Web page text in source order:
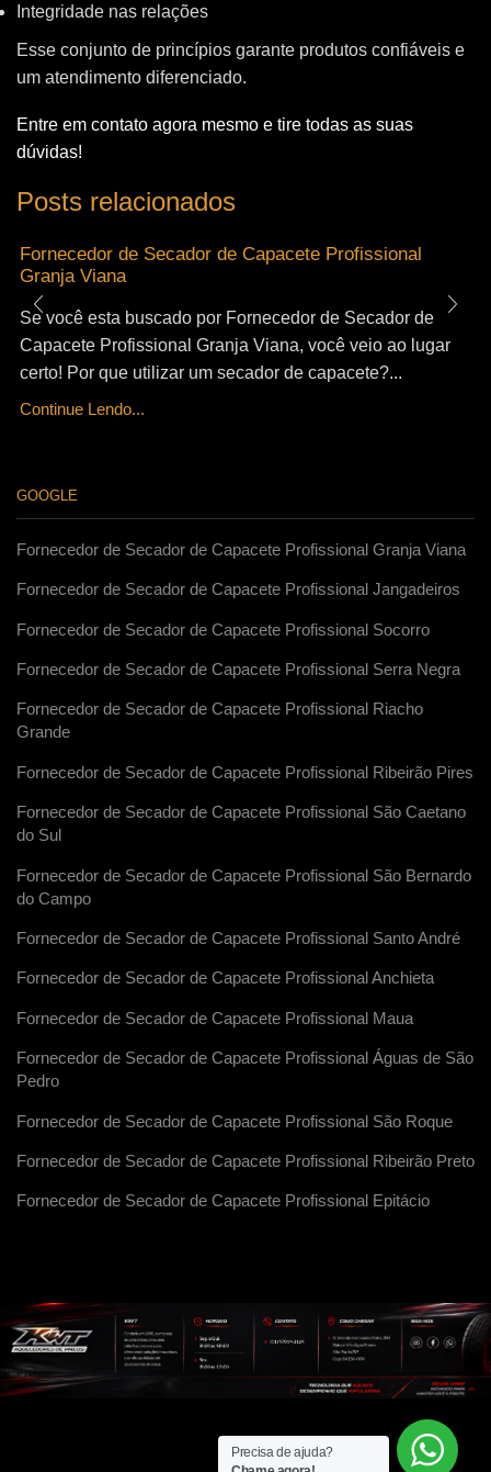
Integridade nas relações
Esse conjunto de princípios garante produtos confiáveis e
um atendimento diferenciado.
Entre em contato agora mesmo e tire todas as suas
dúvidas!
Posts relacionados
Fornecedor de Secador de Capacete Profissional
Granja Viana
Se você esta buscado por Fornecedor de Secador de
Capacete Profissional Granja Viana, você veio ao lugar
certo! Por que utilizar um secador de capacete?...
Continue Lendo...
GOOGLE
Fornecedor de Secador de Capacete Profissional Granja Viana
Fornecedor de Secador de Capacete Profissional Jangadeiros
Fornecedor de Secador de Capacete Profissional Socorro
Fornecedor de Secador de Capacete Profissional Serra Negra
Fornecedor de Secador de Capacete Profissional Riacho
Grande
Fornecedor de Secador de Capacete Profissional Ribeirão Pires
Fornecedor de Secador de Capacete Profissional São Caetano
do Sul
Fornecedor de Secador de Capacete Profissional São Bernardo
do Campo
Fornecedor de Secador de Capacete Profissional Santo André
Fornecedor de Secador de Capacete Profissional Anchieta
Fornecedor de Secador de Capacete Profissional Maua
Fornecedor de Secador de Capacete Profissional Águas de São
Pedro
Fornecedor de Secador de Capacete Profissional São Roque
Fornecedor de Secador de Capacete Profissional Ribeirão Preto
Fornecedor de Secador de Capacete Profissional Epitácio
Precisa de ajuda?